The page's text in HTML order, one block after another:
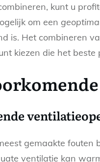
kunt u
om een
is. Het combineren
kiezen die het
gemaakte fouten
ventilatie kan